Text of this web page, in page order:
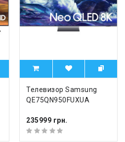
Телевизор Samsung
QE75QN950FUXUA
235999 грн.